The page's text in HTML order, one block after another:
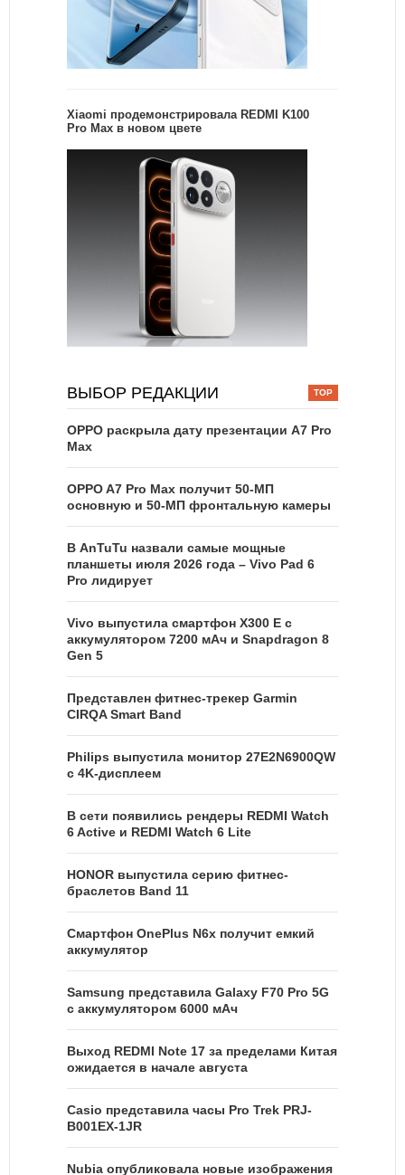
Xiaomi продемонстрировала REDMI K100
Pro Max в новом цвете
ВЫБОР РЕДАКЦИИ
OPPO раскрыла дату презентации A7 Pro
Max
OPPO A7 Pro Max получит 50-МП
основную и 50-МП фронтальную камеры
В AnTuTu назвали самые мощные
планшеты июля 2026 года – Vivo Pad 6
Pro лидирует
Vivo выпустила смартфон X300 E с
аккумулятором 7200 мАч и Snapdragon 8
Gen 5
Представлен фитнес-трекер Garmin
CIRQA Smart Band
Philips выпустила монитор 27E2N6900QW
с 4K-дисплеем
В сети появились рендеры REDMI Watch
6 Active и REDMI Watch 6 Lite
HONOR выпустила серию фитнес-
браслетов Band 11
Смартфон OnePlus N6x получит емкий
аккумулятор
Samsung представила Galaxy F70 Pro 5G
с аккумулятором 6000 мАч
Выход REDMI Note 17 за пределами Китая
ожидается в начале августа
Casio представила часы Pro Trek PRJ-
B001EX-1JR
Nubia опубликовала новые изображения